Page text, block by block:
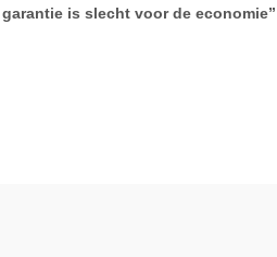
is slecht voor de economie”